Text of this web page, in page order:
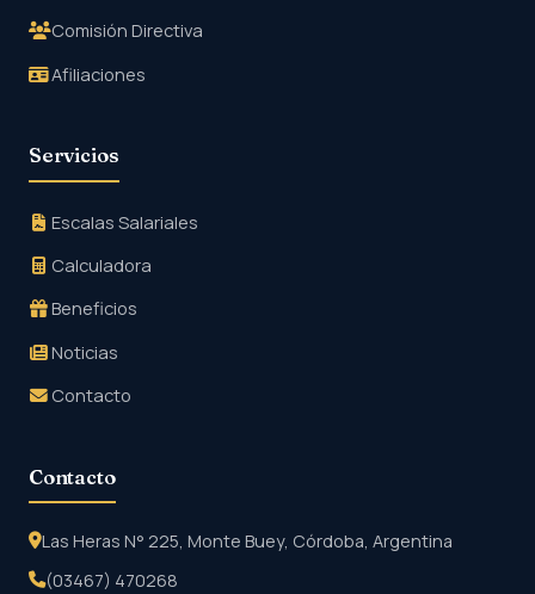
Comisión Directiva
Afiliaciones
Servicios
Escalas Salariales
Calculadora
Beneficios
Noticias
Contacto
Contacto
Las Heras N° 225, Monte Buey, Córdoba, Argentina
(03467) 470268